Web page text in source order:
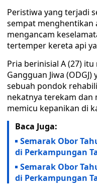
Peristiwa yang terjadi
sempat menghentikan
mengancam
tertemper kereta api
Pria berinisial A (27)
Gangguan Jiwa
sebuah pondok
nekatnya terekam dan
memicu kepanikan di
Baca Juga:
Semarak Obor
di Perkampungan
Semarak Obor
di Perkampungan